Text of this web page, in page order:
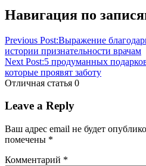
Навигация по
Previous Post:Выражение
истории признательности врачам
Next Post:5 продуманных
которые проявят заботу
Отличная статья 0
Leave a Reply
Ваш адрес email не будет
помечены *
Комментарий *